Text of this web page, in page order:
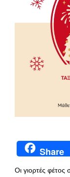
Share
Οι γιορτές